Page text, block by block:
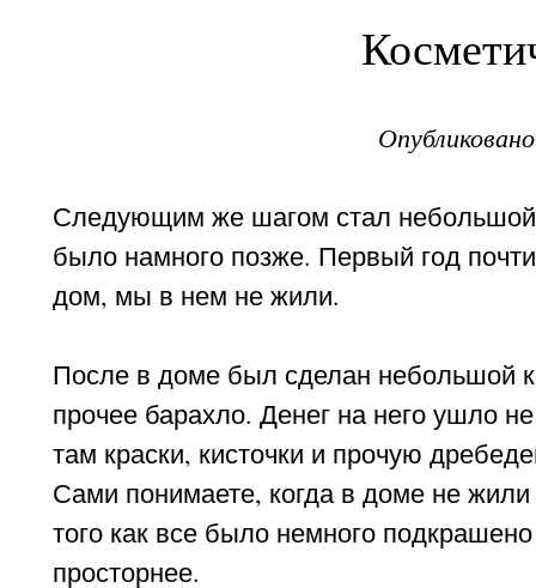
Следующим же шагом стал небольшой
было намного позже. Первый год
дом, мы в нем не жили.
После в доме был сделан небольшой
прочее барахло. Денег на него ушло
там краски, кисточки и прочую
Сами понимаете, когда в доме не
того как все было немного
просторнее.